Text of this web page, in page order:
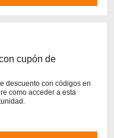
cupón de
descuento con códigos en
como acceder a esta